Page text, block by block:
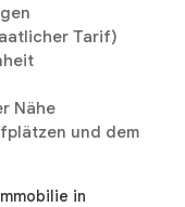
Tarif)
Nähe
und dem
in